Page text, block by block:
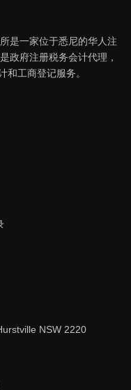
是一家位于悉尼的华人注
政府注册税务会计代理，
和工商登记服务。
NSW 2220